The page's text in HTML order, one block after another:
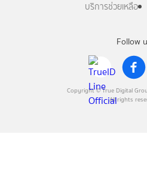
Follow
Copyright © True Digital
All rights
บริการช่วยเหลือ